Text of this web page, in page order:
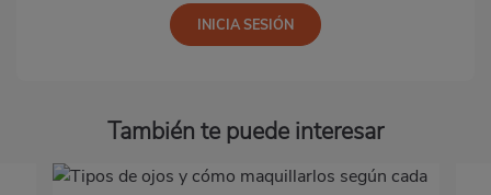
También te puede interesar